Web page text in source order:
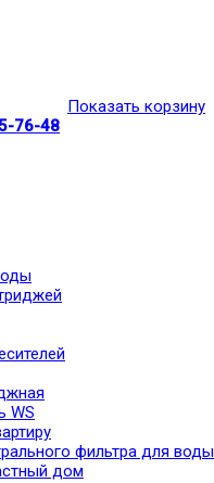
Показать корзину
76-48
WS
фильтра для воды
дом